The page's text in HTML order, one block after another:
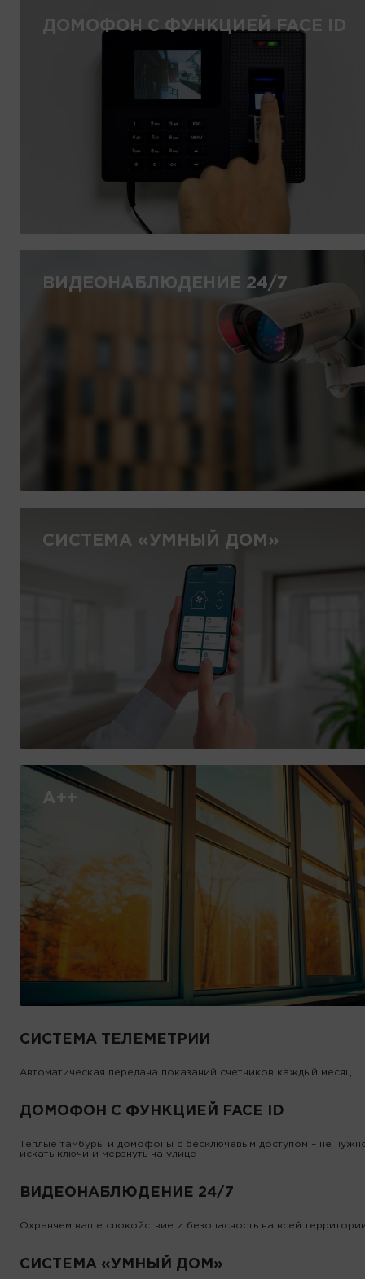
ДОМОФОН С ФУНКЦИЕЙ FACE ID
ВИДЕОНАБЛЮДЕНИЕ 24/7
СИСТЕМА «УМНЫЙ ДОМ»
А++
СИСТЕМА ТЕЛЕМЕТРИИ
Автоматическая передача показаний счетчиков каждый месяц
ДОМОФОН С ФУНКЦИЕЙ FACE ID
Теплые тамбуры и домофоны с бесключевым доступом – не
искать ключи и мерзнуть на улице
ВИДЕОНАБЛЮДЕНИЕ 24/7
Охраняем ваше спокойствие и безопасность на всей
СИСТЕМА «УМНЫЙ ДОМ»